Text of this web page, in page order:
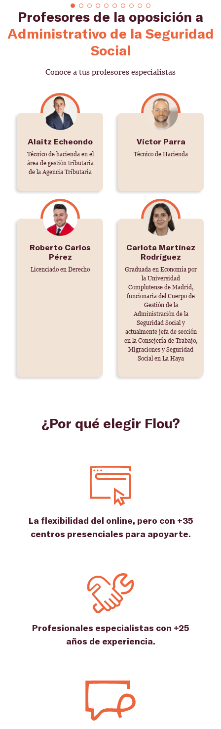
Profesores de la oposición a
Administrativo de la Seguridad
Social
Conoce a tus profesores especialistas
Alaitz Echeondo
Técnico de hacienda en el
área de gestión tributaria
de la Agencia Tributaria
Víctor Parra
Técnico de Hacienda
Roberto Carlos
Pérez
Licenciado en Derecho
Carlota Martínez
Rodríguez
Graduada en Economía por
la Universidad
Complutense de Madrid,
funcionaria del Cuerpo de
Gestión de la
Administración de la
Seguridad Social y
actualmente jefa de sección
en la Consejería de Trabajo,
Migraciones y Seguridad
Social en La Haya
¿Por qué elegir Flou?
La flexibilidad del online, pero con +35
centros presenciales para apoyarte.
Profesionales especialistas con +25
años de experiencia.